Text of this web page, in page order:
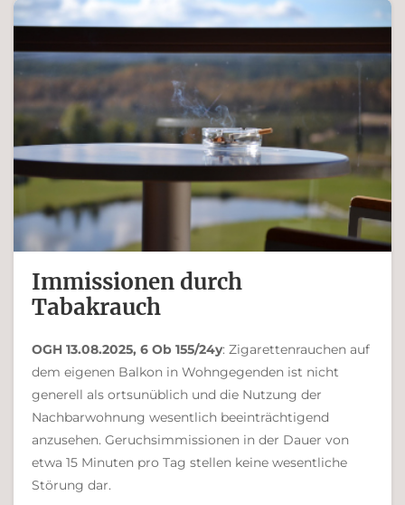
Ferdinand Bachinger
Immissionen durch
Tabakrauch
OGH 13.08.2025, 6 Ob 155/24y: Zigarettenrauchen auf
dem eigenen Balkon in Wohngegenden ist nicht
generell als ort­sunüblich und die Nutzung der
Nachbarwohnung wesentlich beeinträchtigend
anzusehen. Geruchsimmissionen in der Dauer von
etwa 15 Minuten pro Tag stellen keine wesentliche
Störung dar.